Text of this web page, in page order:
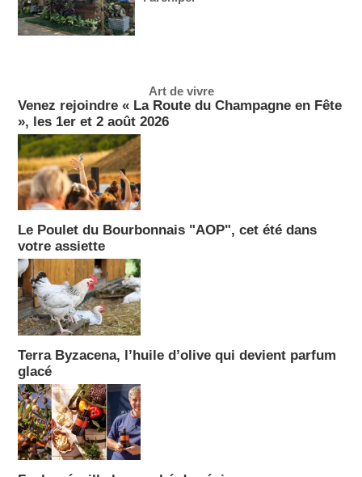
Art de vivre
Venez rejoindre « La Route du Champagne en Fête
», les 1er et 2 août 2026
Le Poulet du Bourbonnais "AOP", cet été dans
votre assiette
Terra Byzacena, l’huile d’olive qui devient parfum
glacé